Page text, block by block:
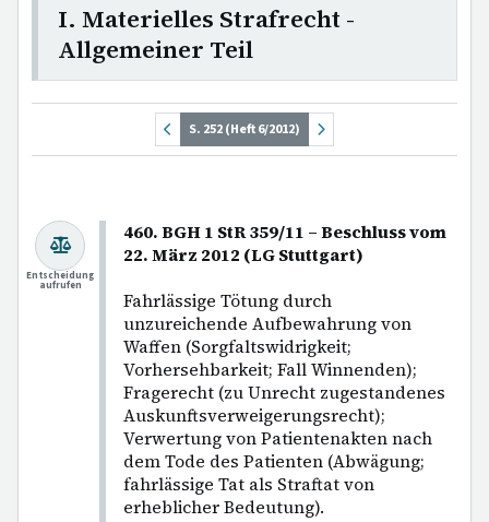
I. Materielles Strafrecht -
Allgemeiner Teil
S. 252 (Heft 6/2012)
460. BGH 1 StR 359/11 – Beschluss vom
22. März 2012 (LG Stuttgart)
Fahrlässige Tötung durch
unzureichende Aufbewahrung von
Waffen (Sorgfaltswidrigkeit;
Vorhersehbarkeit; Fall Winnenden);
Fragerecht (zu Unrecht zugestandenes
Auskunftsverweigerungsrecht);
Verwertung von Patientenakten nach
dem Tode des Patienten (Abwägung;
fahrlässige Tat als Straftat von
erheblicher Bedeutung).
Entscheidung
aufrufen